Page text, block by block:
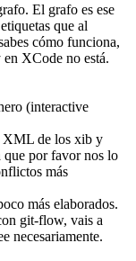
El grafo es ese
que al
cómo funciona,
XCode no está.
(interactive
XML de los xib y
que por favor nos lo
más
más elaborados.
git-flow, vais a
necesariamente.